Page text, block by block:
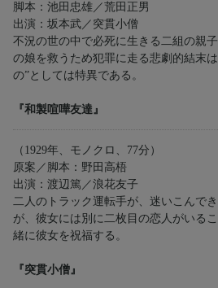
脚本：池田忠雄／荒田正男
出演：坂本武／突貫小僧
不況の世の中で必死に生きる二組の親
の娘を救うため犯罪に走る悲劇的結末
の”としては特異である。
『和製喧嘩友達』
（1929年、モノクロ、77分）
原案／脚本：野田高梧
出演：渡辺篤／浪花友子
二人のトラック運転手が、迷いこんで
が、彼女には別に二枚目の恋人がいる
緒に彼女を祝福する。
『突貫小僧』